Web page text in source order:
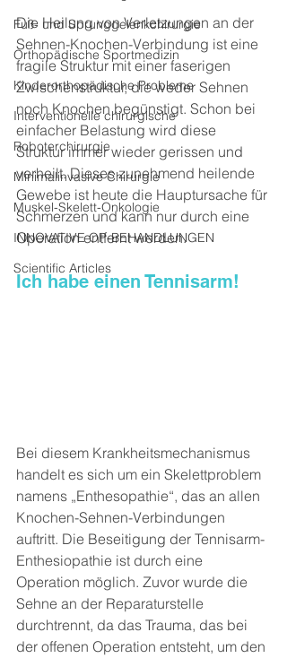
Fuß- und Sprunggelenkchirurgie
Orthopädische Sportmedizin
Kinderorthopädische Probleme
Interventionelle chirurgische
Roboterchirurgie
Minimalinvasive Chirurgie
Muskel-Skelett-Onkologie
INNOVATIVE OP-BEHANDLUNGEN
Scientific Articles
Die Heilung von Verletzungen an der
Sehnen-Knochen-Verbindung ist eine
fragile Struktur mit einer faserigen
Zwischenstruktur, die weder Sehnen
noch Knochen begünstigt. Schon bei
einfacher Belastung wird diese
Struktur immer wieder gerissen und
verheilt. Dieses zunehmend heilende
Gewebe ist heute die Hauptursache für
Schmerzen und kann nur durch eine
Operation entfernt werden.
Ich habe einen Tennisarm!
Bei diesem Krankheitsmechanismus
handelt es sich um ein Skelettproblem
namens „Enthesopathie“, das an allen
Knochen-Sehnen-Verbindungen
auftritt. Die Beseitigung der Tennisarm-
Enthesiopathie ist durch eine
Operation möglich. Zuvor wurde die
Sehne an der Reparaturstelle
durchtrennt, da das Trauma, das bei
der offenen Operation entsteht, um den